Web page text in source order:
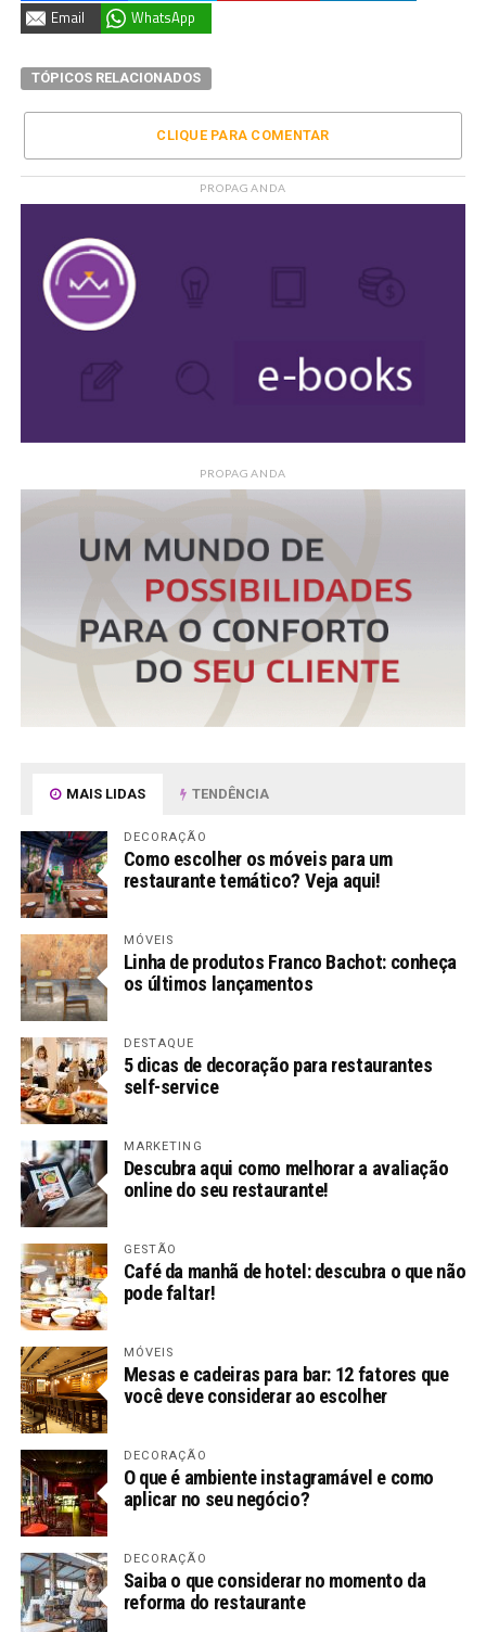
Email WhatsApp
TÓPICOS RELACIONADOS
CLIQUE PARA COMENTAR
PROPAGANDA
PROPAGANDA
MAIS LIDAS TENDÊNCIA
DECORAÇÃO
Como escolher os móveis para um
restaurante temático? Veja aqui!
MÓVEIS
Linha de produtos Franco Bachot: conheça
os últimos lançamentos
DESTAQUE
5 dicas de decoração para restaurantes
self-service
MARKETING
Descubra aqui como melhorar a avaliação
online do seu restaurante!
GESTÃO
Café da manhã de hotel: descubra o que não
pode faltar!
MÓVEIS
Mesas e cadeiras para bar: 12 fatores que
você deve considerar ao escolher
DECORAÇÃO
O que é ambiente instagramável e como
aplicar no seu negócio?
DECORAÇÃO
Saiba o que considerar no momento da
reforma do restaurante